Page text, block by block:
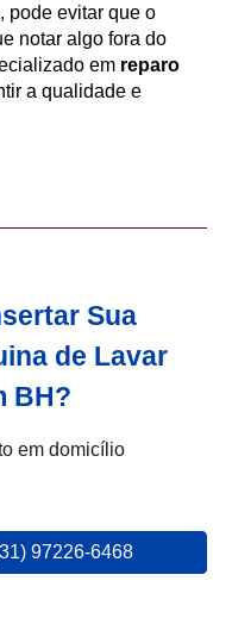
pode evitar que o
notar algo fora do
em reparo
a qualidade e
Sua
de Lavar
BH?
em domicílio
97226-6468